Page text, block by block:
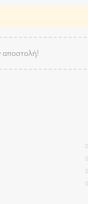
αποστολή!